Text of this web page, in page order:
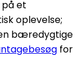
et
oplevelse;
bæredygtige
for